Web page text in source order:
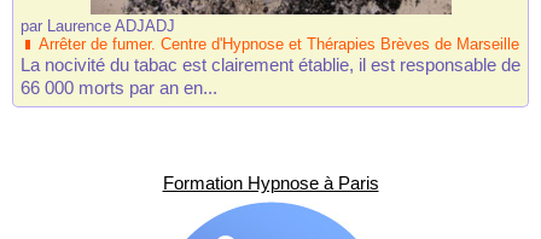
par Laurence ADJADJ
Arrêter de fumer. Centre d'Hypnose et Thérapies Brèves de Marseille
La nocivité du tabac est clairement établie, il est responsable de
66 000 morts par an en...
Formation Hypnose à Paris